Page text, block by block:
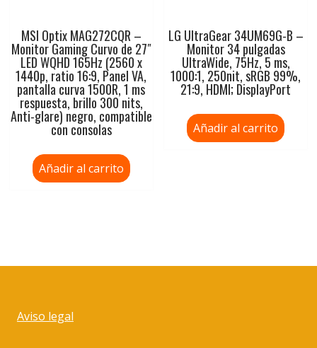
MSI Optix MAG272CQR –
Monitor Gaming Curvo de 27″
LED WQHD 165Hz (2560 x
1440p, ratio 16:9, Panel VA,
pantalla curva 1500R, 1 ms
respuesta, brillo 300 nits,
Anti-glare) negro, compatible
con consolas
Añadir al carrito
LG UltraGear 34UM69G-B –
Monitor 34 pulgadas
UltraWide, 75Hz, 5 ms,
1000:1, 250nit, sRGB 99%,
21:9, HDMI; DisplayPort
Añadir al carrito
Aviso legal